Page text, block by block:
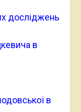
досліджень
в
в